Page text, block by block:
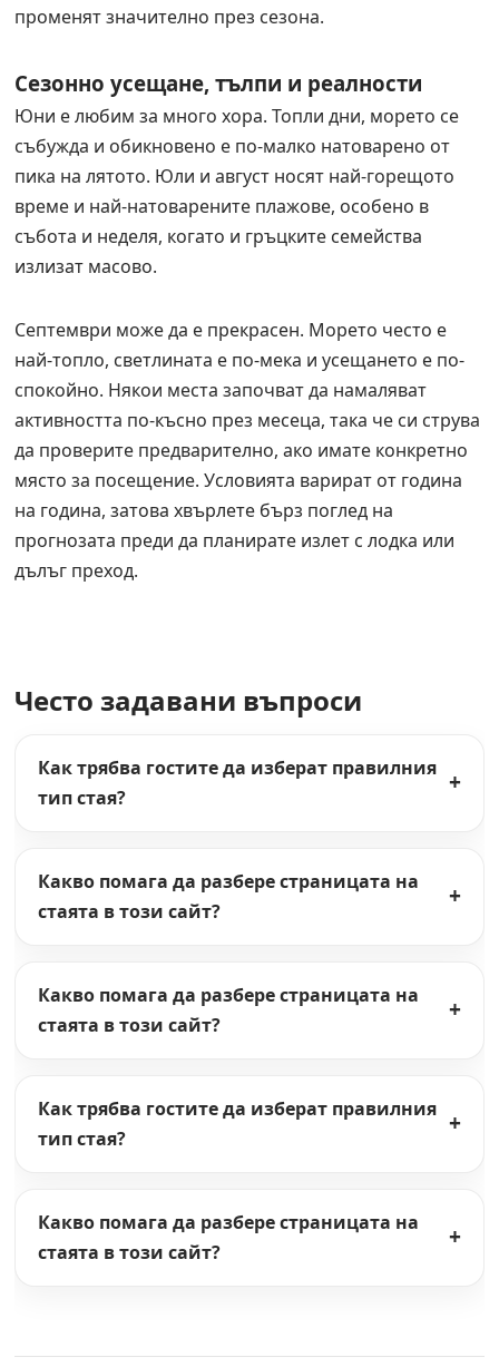
променят значително през сезона.
Сезонно усещане, тълпи и реалности
Юни е любим за много хора. Топли дни, морето се
събужда и обикновено е по-малко натоварено от
пика на лятото. Юли и август носят най-горещото
време и най-натоварените плажове, особено в
събота и неделя, когато и гръцките семейства
излизат масово.
Септември може да е прекрасен. Морето често е
най-топло, светлината е по-мека и усещането е по-
спокойно. Някои места започват да намаляват
активността по-късно през месеца, така че си струва
да проверите предварително, ако имате конкретно
място за посещение. Условията варират от година
на година, затова хвърлете бърз поглед на
прогнозата преди да планирате излет с лодка или
дълъг преход.
Често задавани въпроси
Как трябва гостите да изберат правилния
тип стая?
Какво помага да разбере страницата на
стаята в този сайт?
Какво помага да разбере страницата на
стаята в този сайт?
Как трябва гостите да изберат правилния
тип стая?
Какво помага да разбере страницата на
стаята в този сайт?